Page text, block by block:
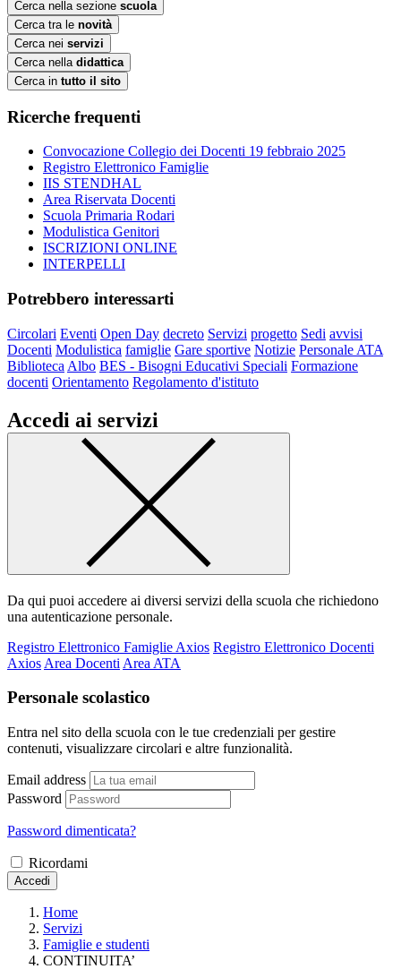
Cerca nella sezione scuola
Cerca tra le novità
Cerca nei servizi
Cerca nella didattica
Cerca in tutto il sito
Ricerche frequenti
Convocazione Collegio dei Docenti 19 febbraio 2025
Registro Elettronico Famiglie
IIS STENDHAL
Area Riservata Docenti
Scuola Primaria Rodari
Modulistica Genitori
ISCRIZIONI ONLINE
INTERPELLI
Potrebbero interessarti
Circolari Eventi Open Day decreto Servizi progetto Sedi avvisi
Docenti Modulistica famiglie Gare sportive Notizie Personale ATA
Biblioteca Albo BES - Bisogni Educativi Speciali Formazione
docenti Orientamento Regolamento d'istituto
Accedi ai servizi
Da qui puoi accedere ai diversi servizi della scuola che richiedono
una autenticazione personale.
Registro Elettronico Famiglie Axios Registro Elettronico Docenti
Axios Area Docenti Area ATA
Personale scolastico
Entra nel sito della scuola con le tue credenziali per gestire
contenuti, visualizzare circolari e altre funzionalità.
Email address
Password
Password dimenticata?
Ricordami
Accedi
Home
Servizi
Famiglie e studenti
CONTINUITA’